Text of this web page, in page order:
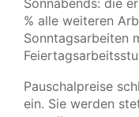
Sonnabends: die
% alle weiteren
Sonntagsarbeiten
Pauschalpreise
ein. Sie werden